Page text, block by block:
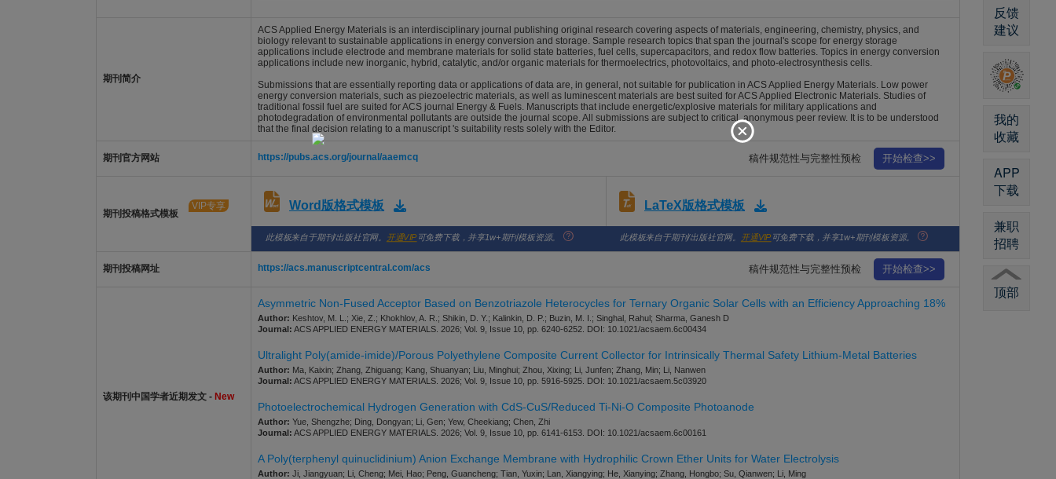
期刊简介
ACS Applied Energy Materials is an interdisciplinary journal publishing original research covering aspects of materials, engineering, chemistry, physics, and
biology relevant to sustainable applications in energy conversion and storage. Sample research topics that span the journal's scope for energy storage
applications include electrode and membrane materials for solid state batteries, fuel cells, supercapacitors, and redox flow batteries. Topics in energy conversion
applications include new inorganic, hybrid, catalytic, and/or organic materials for thermoelectrics, photovoltaics, and photo-electrosynthesis cells.
Submissions that are essentially reporting data or applications of data are, in general, not suitable for publication in ACS Applied Energy Materials. Low power
energy conversion materials, such as piezoelectric materials, as well as luminescent materials are best suited for ACS Applied Electronic Materials. Studies of
traditional fossil fuel are suited for ACS journal Energy & Fuels. Manuscripts that include energetic/explosive materials for military applications and
photodegradation of environmental pollutants are outside the journal scope. All submissions are subject to critical, anonymous peer review. It is to be understood
that the final decision relating to a manuscript 's suitability rests solely with the Editor.
期刊官方网站 https://pubs.acs.org/journal/aaemcq 稿件规范性与完整性预检 开始检查>>
期刊投稿格式模板
VIP专享 Word版格式模板 LaTeX版格式模板
此模板来自于期刊/出版社官网。 开通VIP 可免费下载，并享1w+期刊模板资源。 此模板来自于期刊/出版社官网。 开通VIP 可免费下载，并享1w+期刊模板资源。
期刊投稿网址 https://acs.manuscriptcentral.com/acs 稿件规范性与完整性预检 开始检查>>
该期刊中国学者近期发文 - New
Asymmetric Non-Fused Acceptor Based on Benzotriazole Heterocycles for Ternary Organic Solar Cells with an Efficiency Approaching 18%
Author: Keshtov, M. L.; Xie, Z.; Khokhlov, A. R.; Shikin, D. Y.; Kalinkin, D. P.; Buzin, M. I.; Singhal, Rahul; Sharma, Ganesh D
Journal: ACS APPLIED ENERGY MATERIALS. 2026; Vol. 9, Issue 10, pp. 6240-6252. DOI: 10.1021/acsaem.6c00434
Ultralight Poly(amide-imide)/Porous Polyethylene Composite Current Collector for Intrinsically Thermal Safety Lithium-Metal Batteries
Author: Ma, Kaixin; Zhang, Zhiguang; Kang, Shuanyan; Liu, Minghui; Zhou, Xixing; Li, Junfen; Zhang, Min; Li, Nanwen
Journal: ACS APPLIED ENERGY MATERIALS. 2026; Vol. 9, Issue 10, pp. 5916-5925. DOI: 10.1021/acsaem.5c03920
Photoelectrochemical Hydrogen Generation with CdS-CuS/Reduced Ti-Ni-O Composite Photoanode
Author: Yue, Shengzhe; Ding, Dongyan; Li, Gen; Yew, Cheekiang; Chen, Zhi
Journal: ACS APPLIED ENERGY MATERIALS. 2026; Vol. 9, Issue 10, pp. 6141-6153. DOI: 10.1021/acsaem.6c00161
A Poly(terphenyl quinuclidinium) Anion Exchange Membrane with Hydrophilic Crown Ether Units for Water Electrolysis
Author: Ji, Jiangyuan; Li, Cheng; Mei, Hao; Peng, Guancheng; Tian, Yuxin; Lan, Xiangying; He, Xianying; Zhang, Hongbo; Su, Qianwen; Li, Ming
反馈
建议
我的
收藏
APP
下载
兼职
招聘
顶部